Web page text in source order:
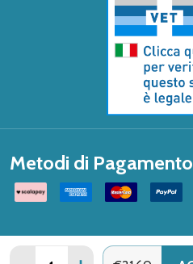
Quantità:
Metodi di